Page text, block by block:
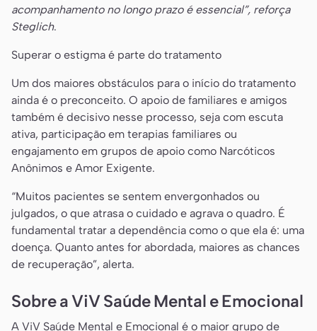
acompanhamento no longo prazo é essencial”, reforça
Steglich.
Superar o estigma é parte do tratamento
Um dos maiores obstáculos para o início do tratamento
ainda é o preconceito. O apoio de familiares e amigos
também é decisivo nesse processo, seja com escuta
ativa, participação em terapias familiares ou
engajamento em grupos de apoio como Narcóticos
Anônimos e Amor Exigente.
“Muitos pacientes se sentem envergonhados ou
julgados, o que atrasa o cuidado e agrava o quadro. É
fundamental tratar a dependência como o que ela é: uma
doença. Quanto antes for abordada, maiores as chances
de recuperação”, alerta.
Sobre a ViV Saúde Mental e Emocional
A ViV Saúde Mental e Emocional é o maior grupo de